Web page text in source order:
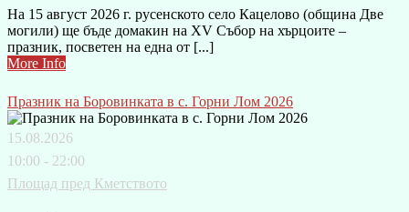
На 15 август 2026 г. русенското село Кацелово (община Две
могили) ще бъде домакин на XV Събор на хърцоите –
празник, посветен на една от [...]
More Info
Празник на Боровинката в с. Горни Лом 2026
15.08.2026
10:00 - 22:00
Площад пред Кметството